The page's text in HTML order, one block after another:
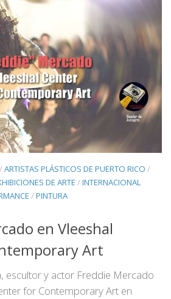
/ARTISTAS PLÁSTICOS DE PUERTO RICO /
DE ARTE /INTERNACIONAL
/PINTURA
en Vleeshal
Art
escultor y actor Freddie Mercado
for Contemporary Art en